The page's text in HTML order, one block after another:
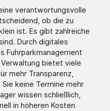
verantwortungsvolle
ob die zu
ist. Es gibt zahlreiche
Durch digitales
Fuhrparkmanagement
bietet viele
mehr Transparenz,
keine Termine mehr
wissen schließlich,
in höheren Kosten